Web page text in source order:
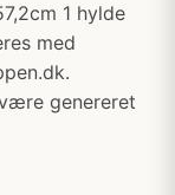
1 hylde
med
genereret